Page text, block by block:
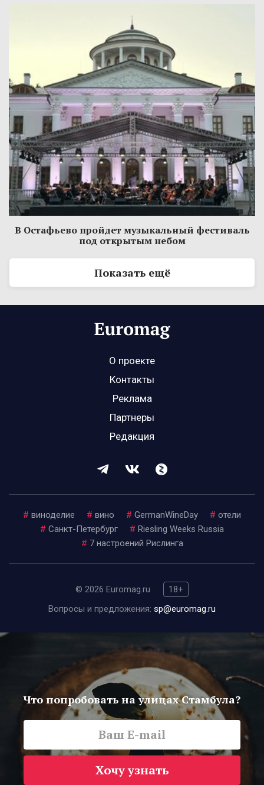
В Остафьево пройдет музыкальный фестиваль
под открытым небом
Показать ещё
О проекте
Контакты
Реклама
Партнеры
Редакция
# виноделие # вино # GermanWineDay # отели
# Санкт-Петербург # Riesling Weeks Russia
# 7 настроений Рислинга
© 2026 Euromag.ru
18+
Вопросы и предложения: sp@euromag.ru
Что попробовать на улицах Стамбула?
Хочу узнать